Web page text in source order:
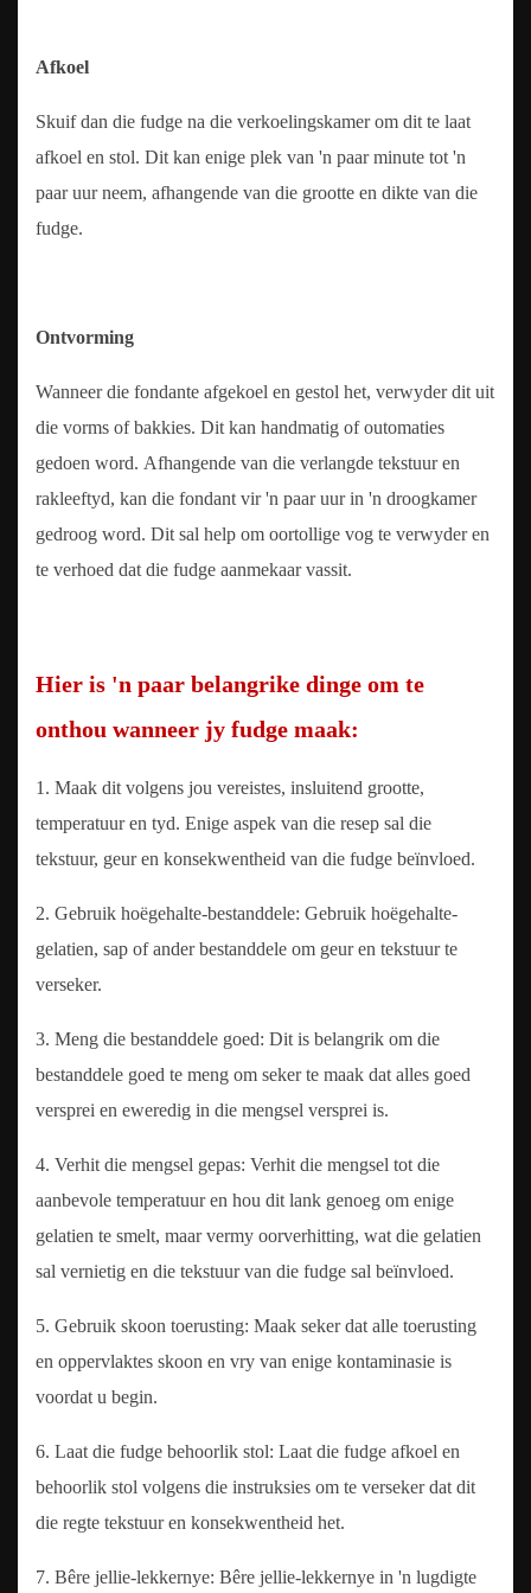
Afkoel
Skuif dan die fudge na die verkoelingskamer om dit te laat
afkoel en stol. Dit kan enige plek van 'n paar minute tot 'n
paar uur neem, afhangende van die grootte en dikte van die
fudge.
Ontvorming
Wanneer die fondante afgekoel en gestol het, verwyder dit uit
die vorms of bakkies. Dit kan handmatig of outomaties
gedoen word. Afhangende van die verlangde tekstuur en
rakleeftyd, kan die fondant vir 'n paar uur in 'n droogkamer
gedroog word. Dit sal help om oortollige vog te verwyder en
te verhoed dat die fudge aanmekaar vassit.
Hier is 'n paar belangrike dinge om te
onthou wanneer jy fudge maak:
1. Maak dit volgens jou vereistes, insluitend grootte,
temperatuur en tyd. Enige aspek van die resep sal die
tekstuur, geur en konsekwentheid van die fudge beïnvloed.
2. Gebruik hoëgehalte-bestanddele: Gebruik hoëgehalte-
gelatien, sap of ander bestanddele om geur en tekstuur te
verseker.
3. Meng die bestanddele goed: Dit is belangrik om die
bestanddele goed te meng om seker te maak dat alles goed
versprei en eweredig in die mengsel versprei is.
4. Verhit die mengsel gepas: Verhit die mengsel tot die
aanbevole temperatuur en hou dit lank genoeg om enige
gelatien te smelt, maar vermy oorverhitting, wat die gelatien
sal vernietig en die tekstuur van die fudge sal beïnvloed.
5. Gebruik skoon toerusting: Maak seker dat alle toerusting
en oppervlaktes skoon en vry van enige kontaminasie is
voordat u begin.
6. Laat die fudge behoorlik stol: Laat die fudge afkoel en
behoorlik stol volgens die instruksies om te verseker dat dit
die regte tekstuur en konsekwentheid het.
7. Bêre jellie-lekkernye: Bêre jellie-lekkernye in 'n lugdigte